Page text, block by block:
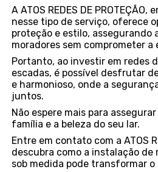
A ATOS REDES DE
nesse tipo de serviço, oferece
proteção e estilo, assegurando
moradores sem comprometer a
Portanto, ao investir em redes
escadas, é possível desfrutar
e harmonioso, onde a
juntos.
Não espere mais para
família e a beleza do seu lar.
Entre em contato com a ATOS
descubra como a instalação de
sob medida pode transformar o